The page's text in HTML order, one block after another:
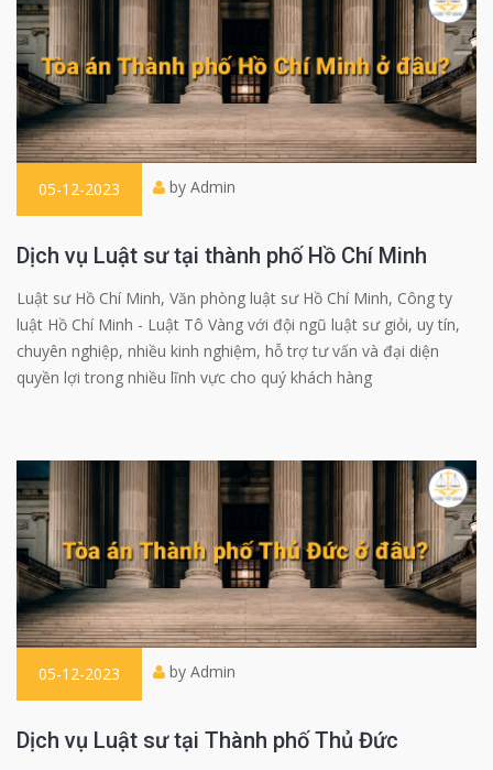
05-12-2023 by Admin
Dịch vụ Luật sư tại thành phố Hồ Chí Minh
Luật sư Hồ Chí Minh, Văn phòng luật sư Hồ Chí Minh, Công ty
luật Hồ Chí Minh - Luật Tô Vàng với đội ngũ luật sư giỏi, uy tín,
chuyên nghiệp, nhiều kinh nghiệm, hỗ trợ tư vấn và đại diện
quyền lợi trong nhiều lĩnh vực cho quý khách hàng
05-12-2023 by Admin
Dịch vụ Luật sư tại Thành phố Thủ Đức